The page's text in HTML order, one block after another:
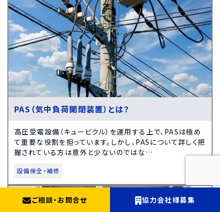
PAS（気中負荷開閉装置）とは？
高圧受電設備（キュービクル）を運用する上で、PASは極め
て重要な役割を担っています。しかし、PASについて詳しく把
握されている方は意外と少ないのではな…
設備保全・補修
ご相談・ お問合せ 協力会社様募集